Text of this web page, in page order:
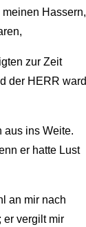
Hassern,
zur Zeit
der HERR ward
aus ins Weite.
er hatte Lust
an mir nach
er vergilt mir